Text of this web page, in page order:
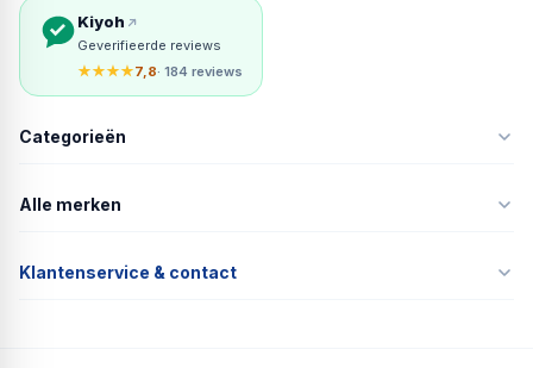
Kiyoh
Geverifieerde reviews
★★★★7,8· 184 reviews
Categorieën
Alle merken
Klantenservice & contact